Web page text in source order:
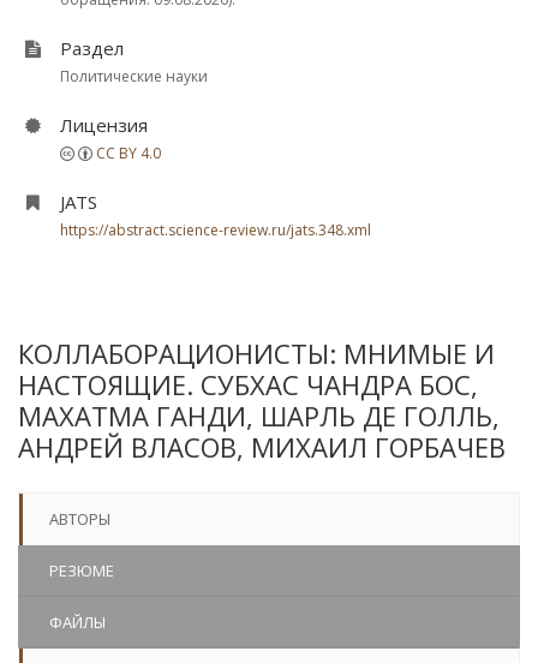
Раздел
Политические науки
Лицензия
CC BY 4.0
JATS
https://abstract.science-review.ru/jats.348.xml
КОЛЛАБОРАЦИОНИСТЫ: МНИМЫЕ И
НАСТОЯЩИЕ. СУБХАС ЧАНДРА БОС,
МАХАТМА ГАНДИ, ШАРЛЬ ДЕ ГОЛЛЬ,
АНДРЕЙ ВЛАСОВ, МИХАИЛ ГОРБАЧЕВ
АВТОРЫ
РЕЗЮМЕ
ФАЙЛЫ